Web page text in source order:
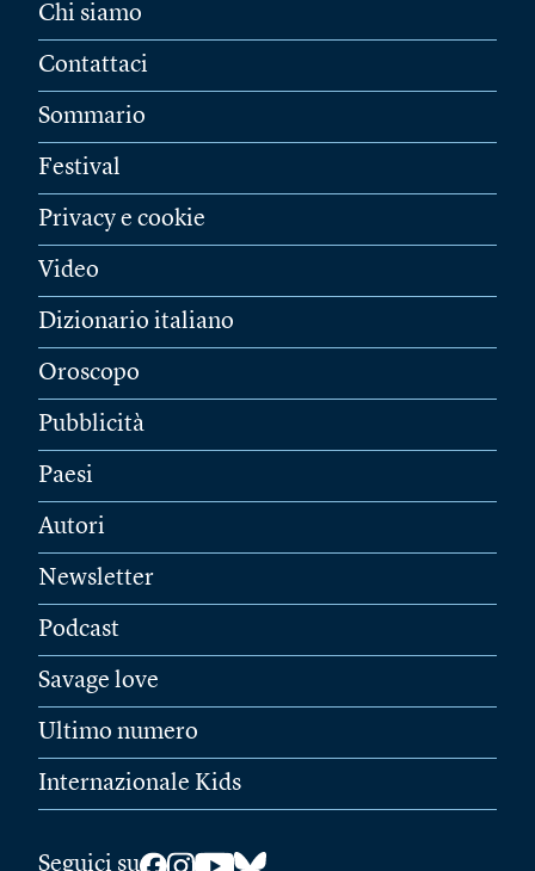
Chi siamo
Contattaci
Sommario
Festival
Privacy e cookie
Video
Dizionario italiano
Oroscopo
Pubblicità
Paesi
Autori
Newsletter
Podcast
Savage love
Ultimo numero
Internazionale Kids
Seguici su